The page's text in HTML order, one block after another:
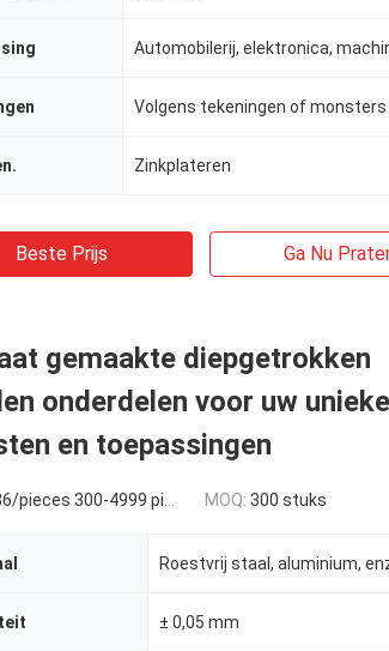
Automobilerij, elektronica,
Volgens tekeningen of monsters
Zinkplateren
Beste Prijs Ga Nu
gemaakte diepgetrokken
onderdelen voor uw unieke
en toepassingen
pieces 300-4999 pieces MOQ: 300 stuks
Roestvrij staal, aluminium,
± 0,05 mm